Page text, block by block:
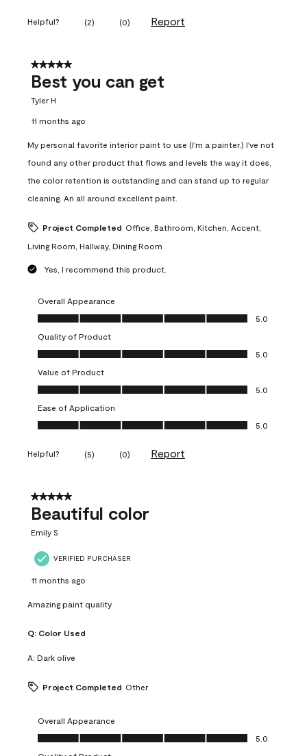
Helpful? (2) (0) Report
5 out of 5 stars.
Best you can get
Tyler H
11 months ago
My personal favorite interior paint to use (I'm a painter.) I've not
found any other product that flows and levels the way it does,
the color retention is outstanding and can stand up to regular
cleaning. An all around excellent paint.
Project Completed Office, Bathroom, Kitchen, Accent,
Living Room, Hallway, Dining Room
Yes, I recommend this product.
Overall Appearance
Overall Appearance, 5.0 out of 5
5.0
Quality of Product
Quality of Product, 5.0 out of 5
5.0
Value of Product
Value of Product, 5.0 out of 5
5.0
Ease of Application
Ease of Application, 5.0 out of 5
5.0
Helpful? (5) (0) Report
5 out of 5 stars.
Beautiful color
Emily S
VERIFIED PURCHASER
11 months ago
Amazing paint quality
Q: Color Used
A: Dark olive
Project Completed Other
Overall Appearance
Overall Appearance, 5.0 out of 5
5.0